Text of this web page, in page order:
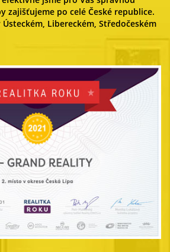
zajišťujeme po celé České republice.
Libereckém, Středočeském